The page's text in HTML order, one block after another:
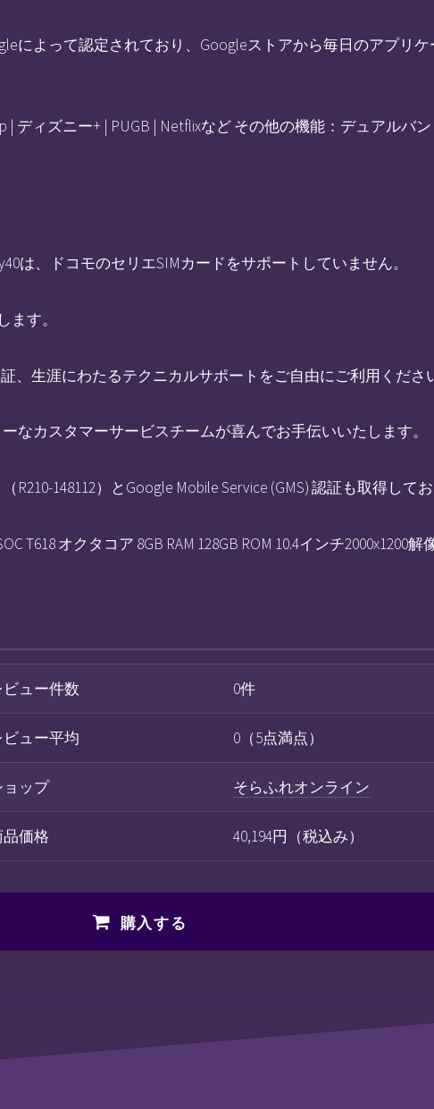
によって認定されており、Googleストアから毎日のアプリ
| ディズニー+ | PUGB | Netflixなど その他の機能：デュアルバン
は、ドコモのセリエSIMカードをサポートしていません。
す。
、生涯にわたるテクニカルサポートをご自由にご利用くださ
なカスタマーサービスチームが喜んでお手伝いいたします。
148112）とGoogle Mobile Service (GMS) 認証も取得してお
T618 オクタコア 8GB RAM 128GB ROM 10.4インチ2000x1200解
ビュー件数 0件
ビュー平均 0（5点満点）
ョップ そらふれオンライン
品価格 40,194円（税込み）
購入する